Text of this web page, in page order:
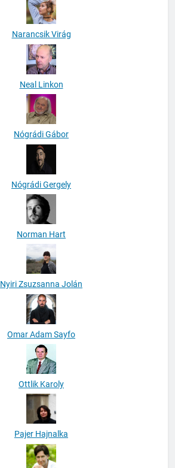
Narancsik Virág
Neal Linkon
Nógrádi Gábor
Nógrádi Gergely
Norman Hart
Nyiri Zsuzsanna Jolán
Omar Adam Sayfo
Ottlik Karoly
Pajer Hajnalka